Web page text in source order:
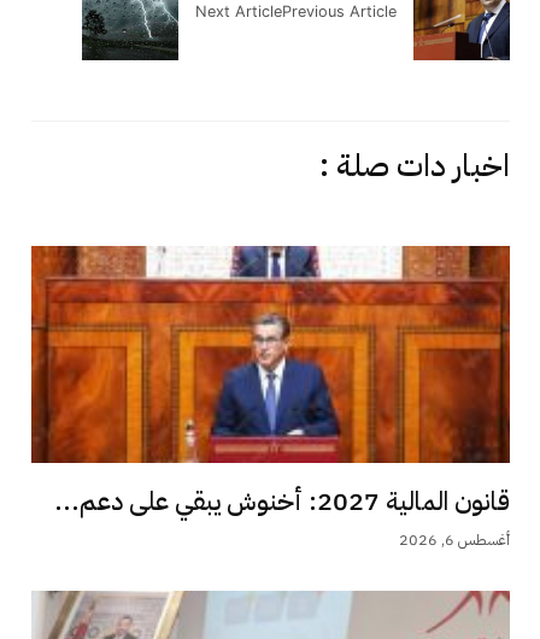
Previous Article
Next Article
اخبار دات صلة :
قانون المالية 2027: أخنوش يبقي على دعم...
أغسطس 6, 2026